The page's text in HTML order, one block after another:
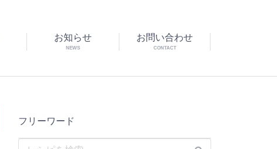
お知らせ
NEWS
お問い合わせ
CONTACT
フリーワード